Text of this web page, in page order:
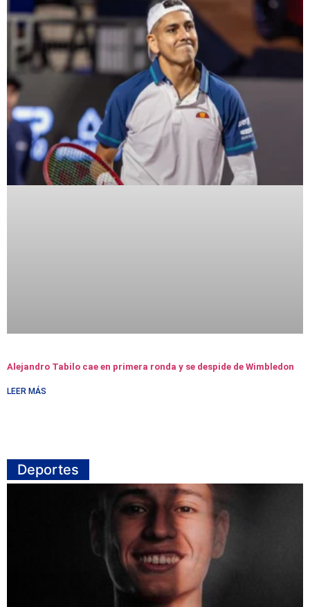
Alejandro Tabilo cae en primera ronda y se despide de Wimbledon
LEER MÁS
Deportes